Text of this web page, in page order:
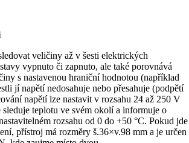
veličiny až v šesti elektrických
vypnuto či zapnuto, ale také porovnává
s nastavenou hraniční hodnotou (například
jí napětí nedosahuje nebo přesahuje (podpětí
napětí lze nastavit v rozsahu 24 až 250 V
teplotu ve svém okolí a informuje o
rozsahu od 0 do +50 °C. Pokud jde
přístroj má rozměry š.36×v.98 mm a je určen